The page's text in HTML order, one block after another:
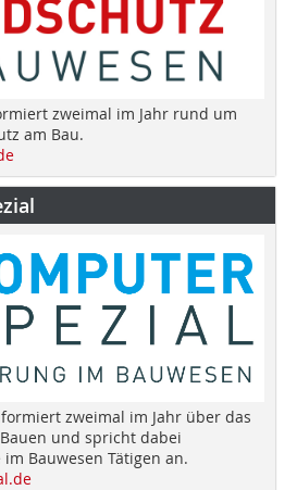
zweimal im Jahr rund um
am Bau.
zweimal im Jahr über das
und spricht dabei
Bauwesen Tätigen an.